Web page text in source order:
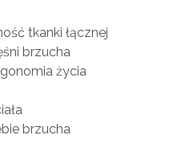
tkanki łącznej
brzucha
życia
brzucha